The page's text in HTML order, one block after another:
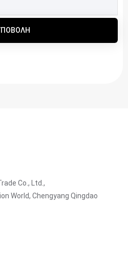
Co., Ltd.,
World, Chengyang Qingdao